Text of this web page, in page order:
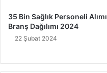
35 Bin Sağlık Personeli Alımı
Branş Dağılımı 2024
22 Şubat 2024